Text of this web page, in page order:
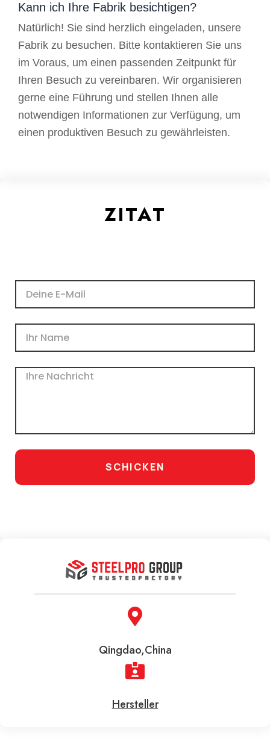
Kann ich Ihre Fabrik besichtigen?
Natürlich! Sie sind herzlich eingeladen, unsere
Fabrik zu besuchen. Bitte kontaktieren Sie uns
im Voraus, um einen passenden Zeitpunkt für
Ihren Besuch zu vereinbaren. Wir organisieren
gerne eine Führung und stellen Ihnen alle
notwendigen Informationen zur Verfügung, um
einen produktiven Besuch zu gewährleisten.
ZITAT
Mail
Nachricht
SCHICKEN
Qingdao,China
Hersteller